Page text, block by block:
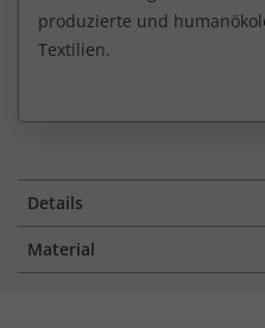
produzierte und
Textilien.
Details
Material